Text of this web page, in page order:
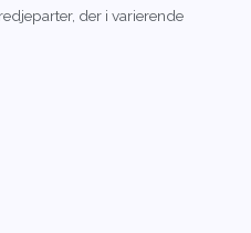
der i varierende